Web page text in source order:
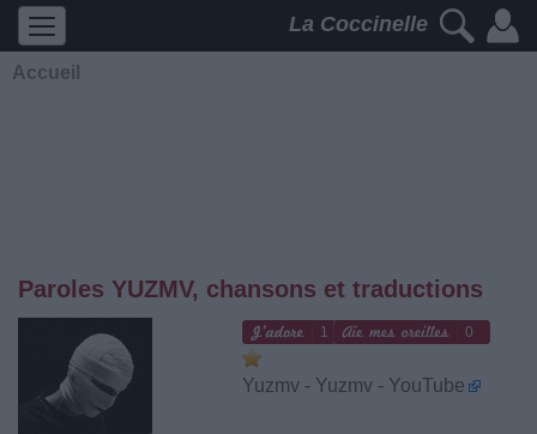
La Coccinelle
Accueil
Paroles YUZMV, chansons et traductions
1 0
Yuzmv - Yuzmv - YouTube